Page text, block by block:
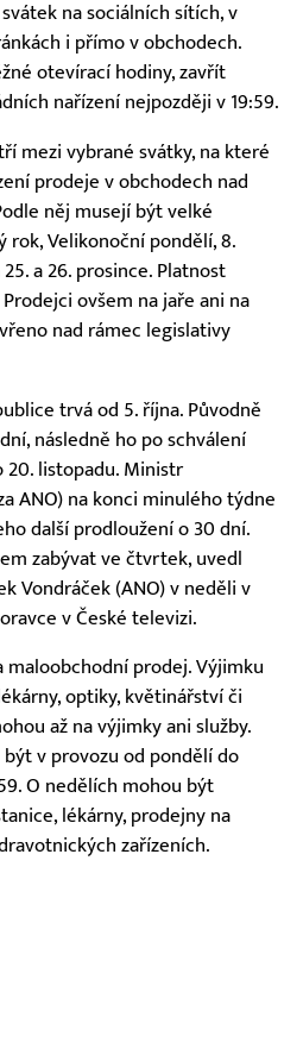
na sociálních sítích, v
i přímo v obchodech.
otevírací hodiny, zavřít
nařízení nejpozději v 19:59.
mezi vybrané svátky, na které
prodeje v obchodech nad
něj musejí být velké
rok, Velikonoční pondělí, 8.
a 26. prosince. Platnost
ovšem na jaře ani na
nad rámec legislativy
trvá od 5. října. Původně
následně ho po schválení
20. listopadu. Ministr
ANO) na konci minulého týdne
další prodloužení o 30 dní.
zabývat ve čtvrtek, uvedl
Vondráček (ANO) v neděli v
v České televizi.
maloobchodní prodej. Výjimku
optiky, květinářství či
až na výjimky ani služby.
v provozu od pondělí do
O nedělích mohou být
lékárny, prodejny na
zařízeních.